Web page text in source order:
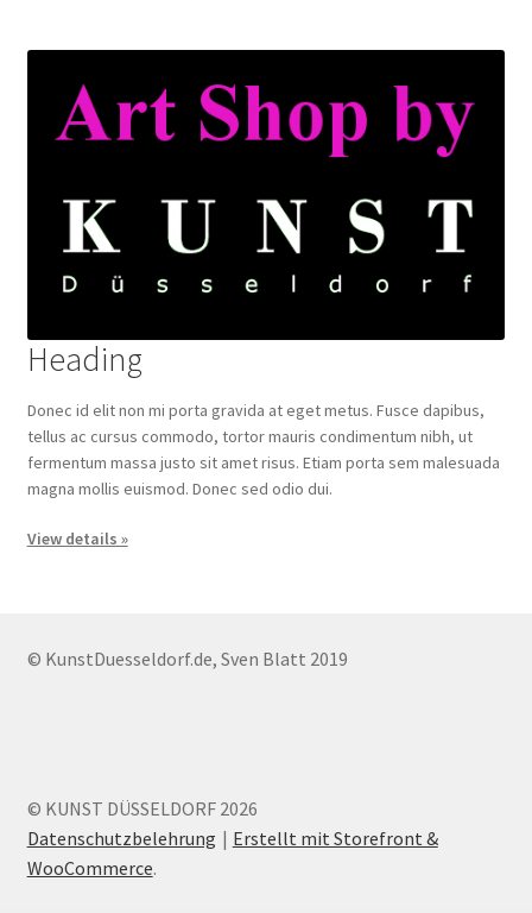
Heading
Donec id elit non mi porta gravida at eget metus. Fusce dapibus,
tellus ac cursus commodo, tortor mauris condimentum nibh, ut
fermentum massa justo sit amet risus. Etiam porta sem malesuada
magna mollis euismod. Donec sed odio dui.
View details »
© KunstDuesseldorf.de, Sven Blatt 2019
© KUNST DÜSSELDORF 2026
Datenschutzbelehrung
Erstellt mit Storefront &
WooCommerce.